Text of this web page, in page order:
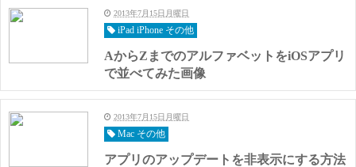
2013年7月15日月曜日
iPad iPhone その他
AからZまでのアルファベットをiOSアプリ
で並べてみた画像
2013年7月15日月曜日
Mac その他
アプリのアップデートを非表示にする方法